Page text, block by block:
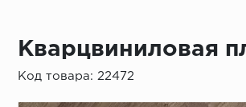
Кварцвиниловая
Код товара: 22472